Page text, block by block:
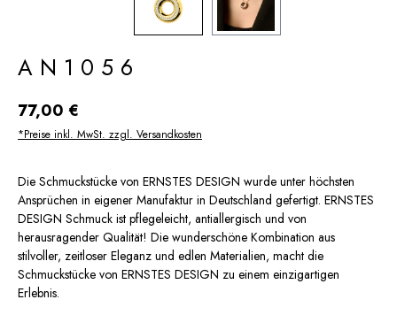
AN1056
Regulärer Preis:
77,00 €
*Preise inkl. MwSt. zzgl. Versandkosten
Die Schmuckstücke von ERNSTES DESIGN wurde unter höchsten
Ansprüchen in eigener Manufaktur in Deutschland gefertigt. ERNSTES
DESIGN Schmuck ist pflegeleicht, antiallergisch und von
herausragender Qualität! Die wunderschöne Kombination aus
stilvoller, zeitloser Eleganz und edlen Materialien, macht die
Schmuckstücke von ERNSTES DESIGN zu einem einzigartigen
Erlebnis.